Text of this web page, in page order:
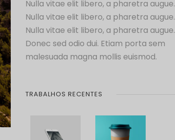
Nulla vitae elit libero, a pharetra augue.
Nulla vitae elit libero, a pharetra augue.
Nulla vitae elit libero, a pharetra augue.
Donec sed odio dui. Etiam porta sem
malesuada magna mollis euismod.
TRABALHOS RECENTES